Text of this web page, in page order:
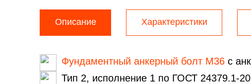
Описание Характеристики
Фундаментный анкерный болт М36с
Тип 2, исполнение 1 по ГОСТ 24379.1-